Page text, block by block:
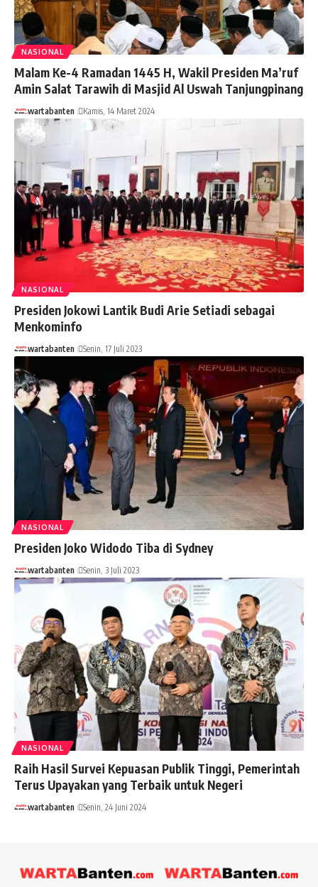
NASIONAL
Malam Ke-4 Ramadan 1445 H, Wakil Presiden Ma’ruf
Amin Salat Tarawih di Masjid Al Uswah Tanjungpinang
wartabanten Kamis, 14 Maret 2024
NASIONAL
Presiden Jokowi Lantik Budi Arie Setiadi sebagai
Menkominfo
wartabanten Senin, 17 Juli 2023
NASIONAL
Presiden Joko Widodo Tiba di Sydney
wartabanten Senin, 3 Juli 2023
NASIONAL
Raih Hasil Survei Kepuasan Publik Tinggi, Pemerintah
Terus Upayakan yang Terbaik untuk Negeri
wartabanten Senin, 24 Juni 2024